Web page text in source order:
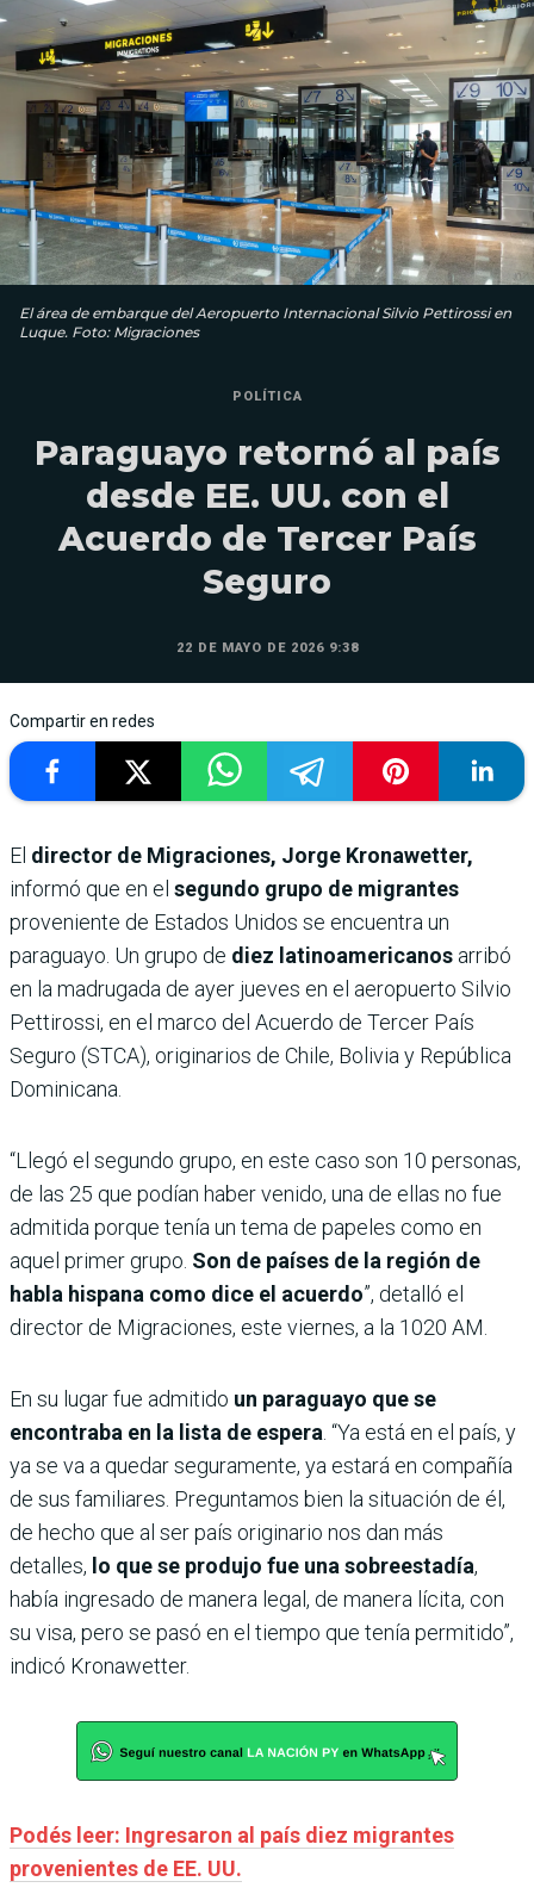
El área de embarque del Aeropuerto Internacional Silvio Pettirossi en
Luque. Foto: Migraciones
POLÍTICA
Paraguayo retornó al país
desde EE. UU. con el
Acuerdo de Tercer País
Seguro
22 DE MAYO DE 2026 9:38
Compartir en redes
El director de Migraciones, Jorge Kronawetter,
informó que en el segundo grupo de migrantes
proveniente de Estados Unidos se encuentra un
paraguayo. Un grupo de diez latinoamericanos arribó
en la madrugada de ayer jueves en el aeropuerto Silvio
Pettirossi, en el marco del Acuerdo de Tercer País
Seguro (STCA), originarios de Chile, Bolivia y República
Dominicana.
“Llegó el segundo grupo, en este caso son 10 personas,
de las 25 que podían haber venido, una de ellas no fue
admitida porque tenía un tema de papeles como en
aquel primer grupo. Son de países de la región de
habla hispana como dice el acuerdo”, detalló el
director de Migraciones, este viernes, a la 1020 AM.
En su lugar fue admitido un paraguayo que se
encontraba en la lista de espera . “Ya está en el país, y
ya se va a quedar seguramente, ya estará en compañía
de sus familiares. Preguntamos bien la situación de él,
de hecho que al ser país originario nos dan más
detalles, lo que se produjo fue una sobreestadía,
había ingresado de manera legal, de manera lícita, con
su visa, pero se pasó en el tiempo que tenía permitido”,
indicó Kronawetter.
Podés leer: Ingresaron al país diez migrantes
provenientes de EE. UU.